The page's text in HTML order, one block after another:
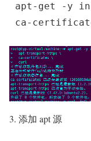
apt-get -y
ca-
3. 添加 apt 源